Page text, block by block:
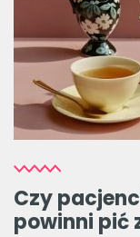
Czy
powinni pić